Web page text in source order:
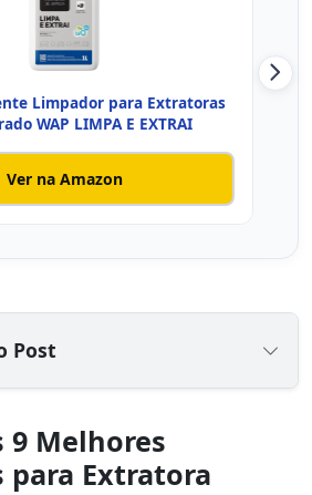
Limpador para Extratoras
WAP LIMPA E EXTRAI
Ver na Amazon
Post
9 Melhores
para Extratora